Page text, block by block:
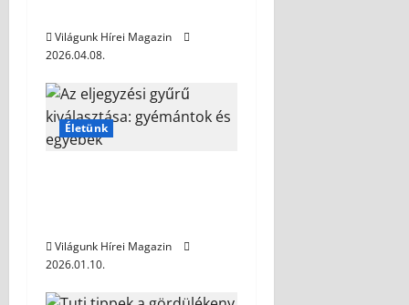
Világunk Hírei Magazin
2026.04.08.
Életünk
Világunk Hírei Magazin
2026.01.10.